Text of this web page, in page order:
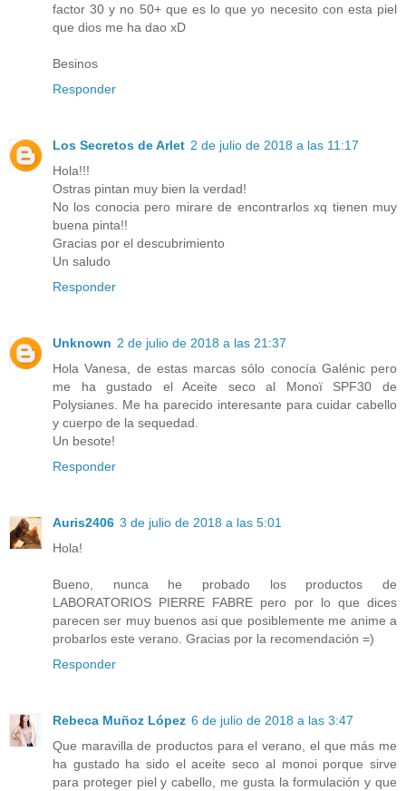
factor 30 y no 50+ que es lo que yo necesito con esta piel
que dios me ha dao xD
Besinos
Responder
Los Secretos de Arlet 2 de julio de 2018 a las 11:17
Hola!!!
Ostras pintan muy bien la verdad!
No los conocia pero mirare de encontrarlos xq tienen muy
buena pinta!!
Gracias por el descubrimiento
Un saludo
Responder
Unknown 2 de julio de 2018 a las 21:37
Hola Vanesa, de estas marcas sólo conocía Galénic pero
me ha gustado el Aceite seco al Monoï SPF30 de
Polysianes. Me ha parecido interesante para cuidar cabello
y cuerpo de la sequedad.
Un besote!
Responder
Auris2406 3 de julio de 2018 a las 5:01
Hola!
Bueno, nunca he probado los productos de
LABORATORIOS PIERRE FABRE pero por lo que dices
parecen ser muy buenos asi que posiblemente me anime a
probarlos este verano. Gracias por la recomendación =)
Responder
Rebeca Muñoz López 6 de julio de 2018 a las 3:47
Que maravilla de productos para el verano, el que más me
ha gustado ha sido el aceite seco al monoi porque sirve
para proteger piel y cabello, me gusta la formulación y que